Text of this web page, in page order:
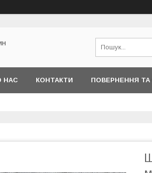
НАС КОНТАКТИ ПОВЕРНЕННЯ ТА